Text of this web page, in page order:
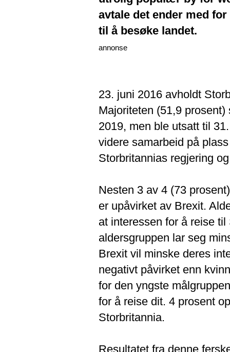
avtale det ender med
til å besøke landet.
annonse
23. juni 2016 avholdt
Majoriteten (51,9
2019, men ble utsatt til
videre samarbeid på
Storbritannias regjering
Nesten 3 av 4 (73
er upåvirket av Brexit.
at interessen for å reise
aldersgruppen lar seg
Brexit vil minske deres
negativt påvirket enn
for den yngste
for å reise dit. 4 prosent
Storbritannia.
Resultatet fra denne